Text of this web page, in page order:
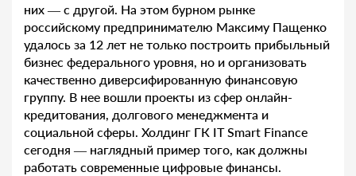
них — с другой. На этом бурном рынке
российскому предпринимателю Максиму Пащенко
удалось за 12 лет не только построить прибыльный
бизнес федерального уровня, но и организовать
качественно диверсифированную финансовую
группу. В нее вошли проекты из сфер онлайн-
кредитования, долгового менеджмента и
социальной сферы. Холдинг ГК IT Smart Finance
сегодня — наглядный пример того, как должны
работать современные цифровые финансы.